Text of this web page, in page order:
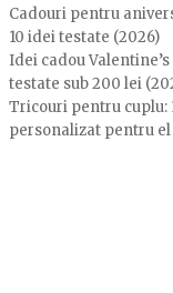
Cadouri pentru
10 idei testate (2026)
Idei cadou
testate sub 200 lei
Tricouri pentru cuplu:
personalizat pentru el